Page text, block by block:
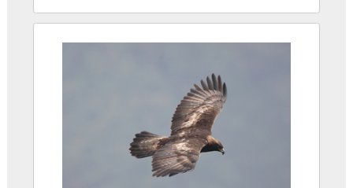
キャンペーン期間中のみ、60ページを無料公開